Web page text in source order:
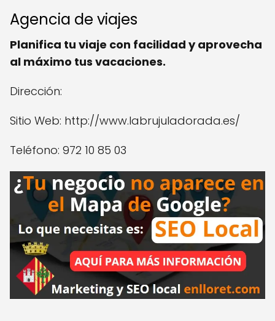
Agencia de viajes
Planifica tu viaje con facilidad y aprovecha
al máximo tus vacaciones.
Dirección:
Sitio Web: http://www.labrujuladorada.es/
Teléfono: 972 10 85 03